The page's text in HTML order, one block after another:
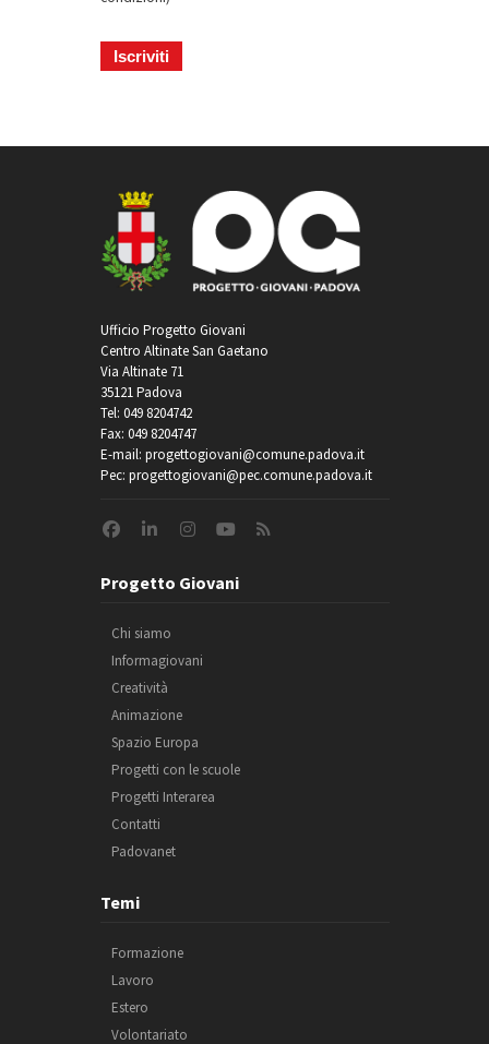
Ufficio Progetto Giovani
Centro Altinate San Gaetano
Via Altinate 71
35121 Padova
Tel: 049 8204742
Fax: 049 8204747
E-mail: progettogiovani@comune.padova.it
Pec: progettogiovani@pec.comune.padova.it
Progetto Giovani
Chi siamo
Informagiovani
Creatività
Animazione
Spazio Europa
Progetti con le scuole
Progetti Interarea
Contatti
Padovanet
Temi
Formazione
Lavoro
Estero
Volontariato